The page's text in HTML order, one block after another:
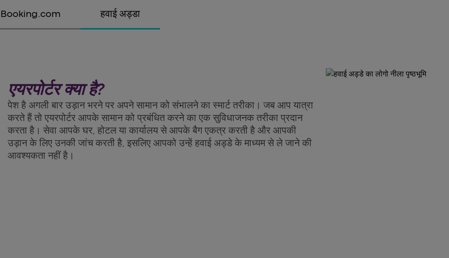
Booking.com हवाई अड्डा
एयरपोर्टर क्या है?
पेश है अगली बार उड़ान भरने पर अपने सामान को संभालने का स्मार्ट तरीका। जब आप यात्रा
करते हैं तो एयरपोर्टर आपके सामान को प्रबंधित करने का एक सुविधाजनक तरीका प्रदान
करता है। सेवा आपके घर, होटल या कार्यालय से आपके बैग एकत्र करती है और आपकी
उड़ान के लिए उनकी जांच करती है, इसलिए आपको उन्हें हवाई अड्डे के माध्यम से ले जाने की
आवश्यकता नहीं है।